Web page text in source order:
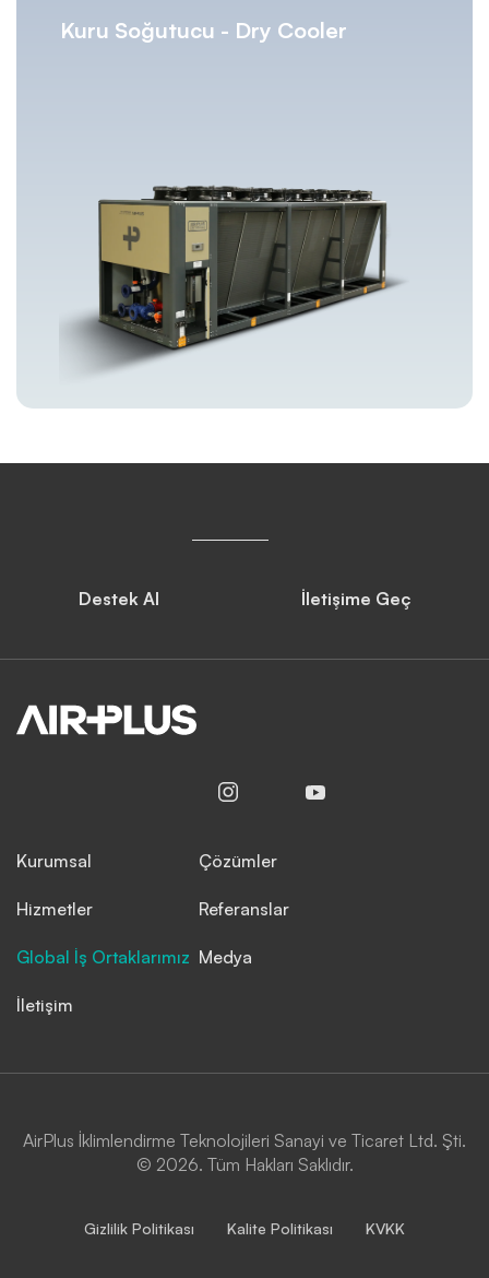
Kuru Soğutucu - Dry Cooler
Destek Al İletişime Geç
Kurumsal Çözümler
Hizmetler Referanslar
Global İş Ortaklarımız Medya
İletişim
AirPlus İklimlendirme Teknolojileri Sanayi ve Ticaret Ltd. Şti.
© 2026. Tüm Hakları Saklıdır.
Gizlilik Politikası Kalite Politikası KVKK